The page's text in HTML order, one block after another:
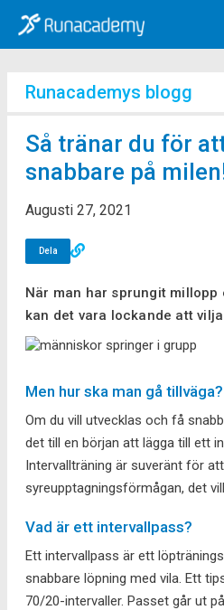
Runacademys blogg
Så tränar du för
snabbare på
Augusti 27, 2021
Dela
När man har sprungit
kan det vara lockande att
Men hur ska man gå tillväga?
Om du vill utvecklas och få
det till en början att lägga till ett
Intervallträning är suveränt för
syreupptagningsförmågan, det
Vad är ett intervallpass?
Ett intervallpass är ett
snabbare löpning med vila. Ett
70/20-intervaller. Passet går ut